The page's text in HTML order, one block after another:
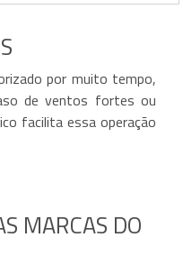
Sensor de vento automático
e faixa de LED integrada
incluídos
3 suportes de teto em aço
incluídos
por muito tempo,
de ventos fortes ou
facilita essa operação
MARCAS DO